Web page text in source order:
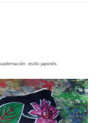
estilo japonés.